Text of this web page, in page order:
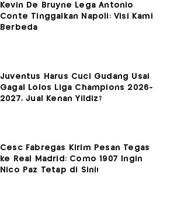
Kevin De Bruyne Lega Antonio
Conte Tinggalkan Napoli: Visi Kami
Berbeda
Juventus Harus Cuci Gudang Usai
Gagal Lolos Liga Champions 2026-
2027, Jual Kenan Yildiz?
Cesc Fabregas Kirim Pesan Tegas
ke Real Madrid: Como 1907 Ingin
Nico Paz Tetap di Sini!